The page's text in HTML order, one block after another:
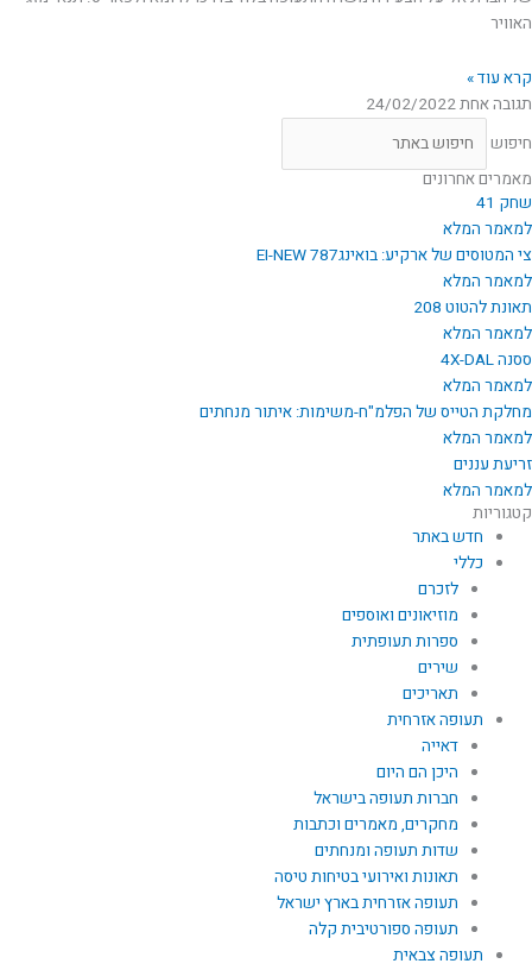
האוויר
קרא עוד »
תגובה אחת24/02/2022
חיפוש
מאמרים אחרונים
שחק 41
למאמר המלא
צי המטוסים של ארקיע: בואינג787 EI-NEW
למאמר המלא
תאונת להטוט 208
למאמר המלא
ססנה 4X-DAL
למאמר המלא
מחלקת הטייס של הפלמ"ח-משימות: איתור מנחתים
למאמר המלא
זריעת עננים
למאמר המלא
קטגוריות
חדש באתר
כללי
לזכרם
מוזיאונים ואוספים
ספרות תעופתית
שירים
תאריכים
תעופה אזרחית
דאייה
היכן הם היום
חברות תעופה בישראל
מחקרים, מאמרים וכתבות
שדות תעופה ומנחתים
תאונות ואירועי בטיחות טיסה
תעופה אזרחית בארץ ישראל
תעופה ספורטיבית קלה
תעופה צבאית